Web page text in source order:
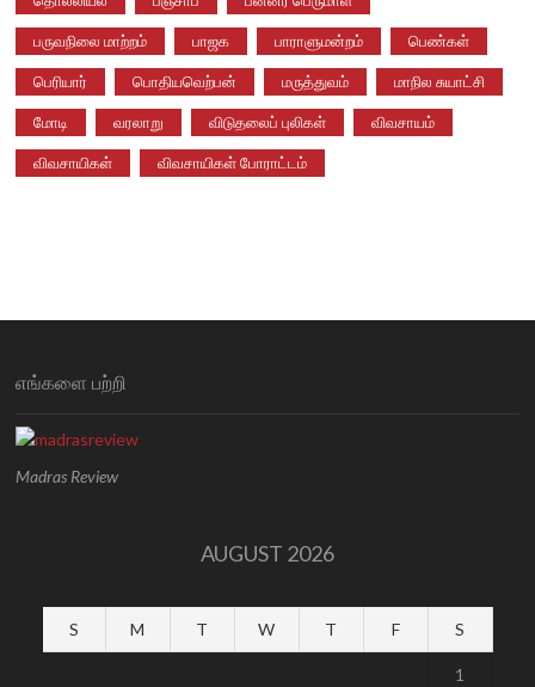
பருவநிலை மாற்றம் பாஜக பாராளுமன்றம் பெண்கள்
பெரியார் பொதியவெற்பன் மருத்துவம் மாநில சுயாட்சி
மோடி வரலாறு விடுதலைப் புலிகள் விவசாயம்
விவசாயிகள் விவசாயிகள் போராட்டம்
எங்களை பற்றி
Madras Review
AUGUST 2026
S M T W T F S
1